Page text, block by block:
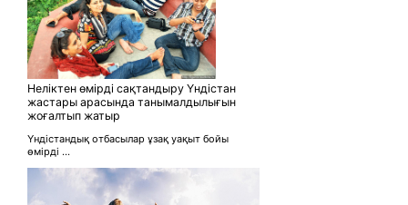
Неліктен өмірді сақтандыру Үндістан
жастары арасында танымалдылығын
жоғалтып жатыр
Үндістандық отбасылар ұзақ уақыт бойы
өмірді ...